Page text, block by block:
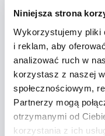
Niniejsza strona
Wykorzystujemy pliki
i reklam, aby
analizować ruch w
korzystasz z naszej
społecznościowym,
Partnerzy mogą
otrzymanymi od
korzystania z ich
Chcę otrzymywać
wyrażam zgodę na